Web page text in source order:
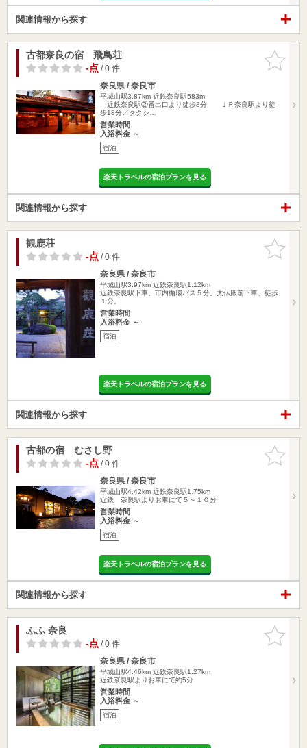
関連情報から探す
お気に入
りに追加
古都奈良の宿 飛鳥荘
-点/ 0 件
奈良県 / 奈良市
平城山駅3.87km 近鉄奈良駅583m
近鉄奈良駅②番出口より徒歩8分 ＪＲ奈良駅より徒
歩18分／タクシ…
営業時間
入浴料金 ～
宿泊
楽天トラベルの宿泊プランを見る
関連情報から探す
お気に入
りに追加
観鹿荘
-点/ 0 件
奈良県 / 奈良市
平城山駅3.97km 近鉄奈良駅1.12km
近鉄奈良駅下車。市内循環バス５分。大仏殿前下車、徒歩
１分。
営業時間
入浴料金 ～
宿泊
楽天トラベルの宿泊プランを見る
関連情報から探す
お気に入
りに追加
古都の宿 むさし野
-点/ 0 件
奈良県 / 奈良市
平城山駅4.42km 近鉄奈良駅1.75km
近鉄 奈良駅よりお車にて５～１０分
営業時間
入浴料金 ～
宿泊
楽天トラベルの宿泊プランを見る
関連情報から探す
お気に入
りに追加
ふふ 奈良
-点/ 0 件
奈良県 / 奈良市
平城山駅4.46km 近鉄奈良駅1.27km
近鉄奈良駅よりお車にて約5分
営業時間
入浴料金 ～
宿泊